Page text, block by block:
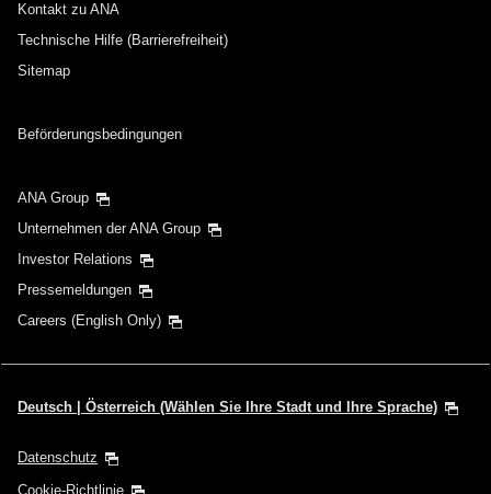
Kontakt zu ANA
Technische Hilfe (Barrierefreiheit)
Sitemap
Beförderungsbedingungen
ANA Group
Unternehmen der ANA Group
Investor Relations
Pressemeldungen
Careers (English Only)
Deutsch | Österreich (Wählen Sie Ihre Stadt und Ihre Sprache)
Datenschutz
Cookie-Richtlinie